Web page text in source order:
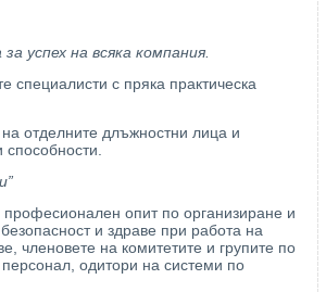
успех на всяка компания.
специалисти с пряка практическа
отделните длъжностни лица и
опит по организиране и
и здраве при работа на
членовете на комитетите и групите по
персонал, одитори на системи по